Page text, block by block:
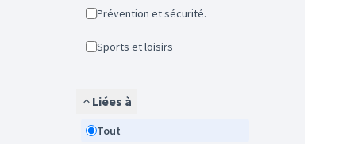
Prévention et sécurité.
Sports et loisirs
Liées à
Tout